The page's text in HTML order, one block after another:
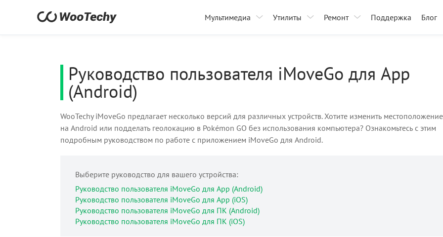
Мультимедиа Утилиты Ремонт Поддержка Блог
Руководство пользователя iMoveGo для App
(Android)
WooTechy iMoveGo предлагает несколько версий для различных устройств. Хотите изменить местоположение
на Android или подделать геолокацию в Pokémon GO без использования компьютера? Ознакомьтесь с этим
подробным руководством по работе с приложением iMoveGo для Android.
Выберите руководство для вашего устройства:
Руководство пользователя iMoveGo для App (Android)
Руководство пользователя iMoveGo для App (iOS)
Руководство пользователя iMoveGo для ПК (Android)
Руководство пользователя iMoveGo для ПК (iOS)